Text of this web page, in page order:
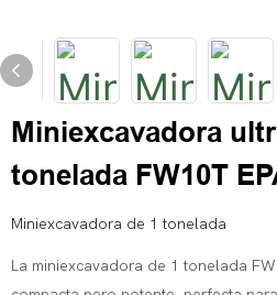
Miniexcavadora
tonelada FW10T
Miniexcavadora de 1 tonelada
La miniexcavadora de 1 tonelada